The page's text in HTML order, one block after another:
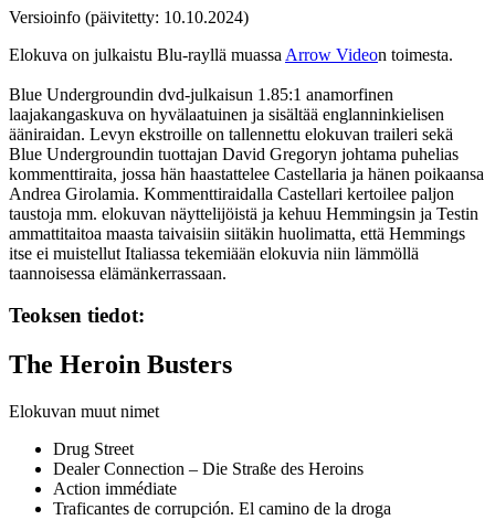
Versioinfo (päivitetty: 10.10.2024)
Elokuva on julkaistu Blu‑rayllä muassa Arrow Videon toimesta.
Blue Undergroundin dvd‑julkaisun 1.85:1 anamorfinen
laajakangaskuva on hyvälaatuinen ja sisältää englanninkielisen
ääniraidan. Levyn ekstroille on tallennettu elokuvan traileri sekä
Blue Undergroundin tuottajan David Gregoryn johtama puhelias
kommenttiraita, jossa hän haastattelee Castellaria ja hänen poikaansa
Andrea Girolamia. Kommenttiraidalla Castellari kertoilee paljon
taustoja mm. elokuvan näyttelijöistä ja kehuu Hemmingsin ja Testin
ammattitaitoa maasta taivaisiin siitäkin huolimatta, että Hemmings
itse ei muistellut Italiassa tekemiään elokuvia niin lämmöllä
taannoisessa elämänkerrassaan.
Teoksen tiedot:
The Heroin Busters
Elokuvan muut nimet
Drug Street
Dealer Connection – Die Straße des Heroins
Action immédiate
Traficantes de corrupción. El camino de la droga